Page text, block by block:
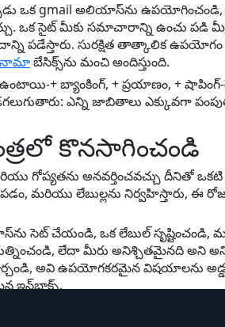
ఒక gmail అలియాస్‌ను
ఒక సైట్ మీకు సమాచారాన్ని ఉంచు పడి మీ
పడేస్తారు. సురక్షిత తాత్కాలిక
బేసిక్స్‌ను మంచి అందిస్తుంది.
+ బ్యాంకింగ్, + ప్రయాణం, +
ఎన్ని జాబితాలు ఎక్కువగా
కొనసాగించండి
గోప్యతను అనవర్తించవచ్చు దీనితో
మరియు లేబుల్లను నిర్వహిస్తారు, ఈ
సెట్ చేయండి, ఒక లేబుల్ సృష్టించండి,
లేదా మీరు అనిశ్చితమైనది
మార్చండి, అవి ఉపయోగకరమైన
ఇన్‌బాక్స్.